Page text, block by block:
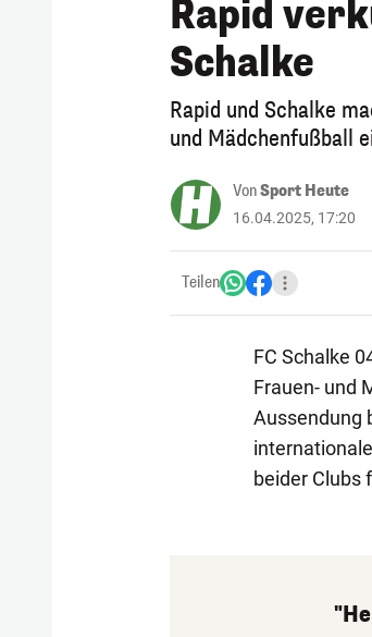
Rapid
Schalke
Rapid und Schalke
und Mädchenfußball
VonSport Heute
16.04.2025, 17:20
Teilen
FC Schalke
Frauen- und
Aussendung
beider Clubs